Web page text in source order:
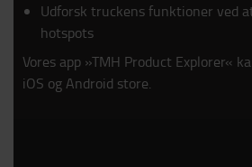
Udforsk truckens funktioner ved
hotspots
Vores app »TMH Product Explorer«
iOS og Android store.